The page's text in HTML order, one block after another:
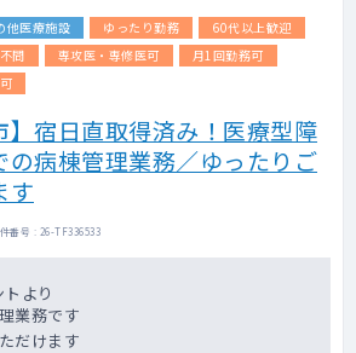
他医療施設 ゆったり勤務
60代以上歓迎
問 専攻医・専修医可
月1回勤務可
】宿日直取得済み！医療型障
の病棟管理業務／ゆったりご
す
番号 : 26-TF336533
より
業務です
だけます